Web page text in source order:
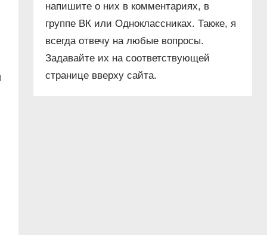
напишите о них в комментариях, в
группе ВК или Одноклассниках. Также, я
всегда отвечу на любые вопросы.
Задавайте их на соответствующей
странице вверху сайта.